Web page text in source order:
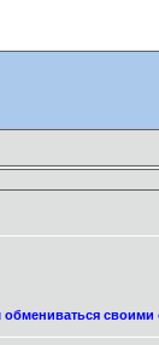
своими